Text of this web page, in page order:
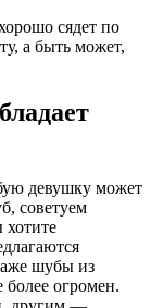
сядет по
а быть может,
девушку может
советуем
хотите
шубы из
огромен.